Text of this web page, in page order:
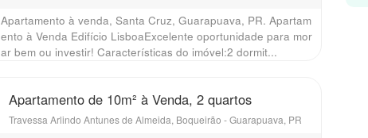
Apartamento à venda, Santa Cruz, Guarapuava, PR. Apartam
ento à Venda Edifício LisboaExcelente oportunidade para mor
ar bem ou investir! Características do imóvel:2 dormit...
Apartamento de 10m² à Venda, 2 quartos
Travessa Arlindo Antunes de Almeida, Boqueirão - Guarapuava, PR